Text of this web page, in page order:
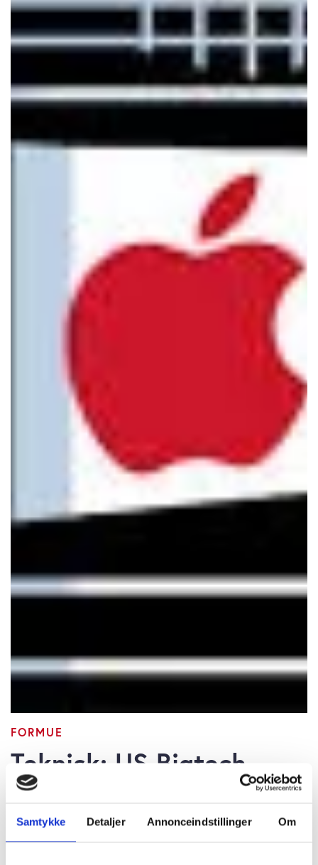
Samtykke Detaljer Annonceindstillinger Om
FORMUE
Teknisk: US Bigtech
viser svaghed, tester
vigtig støtte